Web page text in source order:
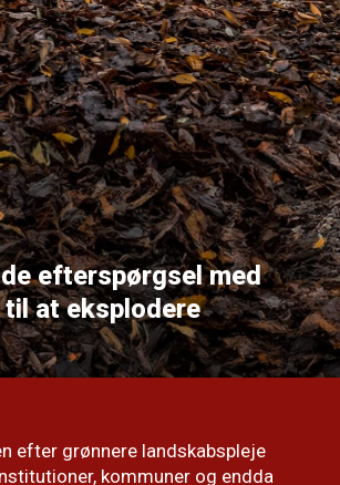
efterspørgsel med
at eksplodere
efter grønnere landskabspleje
kommuner og endda